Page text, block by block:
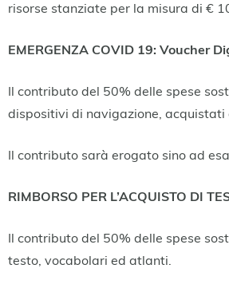
risorse stanziate per la misura di €
EMERGENZA COVID 19: Voucher
Il contributo del 50% delle spese
dispositivi di navigazione, acquistati
Il contributo sarà erogato sino ad
RIMBORSO PER L’ACQUISTO DI
Il contributo del 50% delle spese
testo, vocabolari ed atlanti.